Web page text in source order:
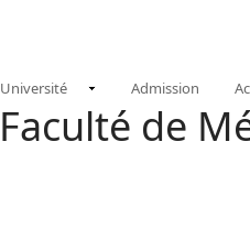
Université Admission
Faculté de